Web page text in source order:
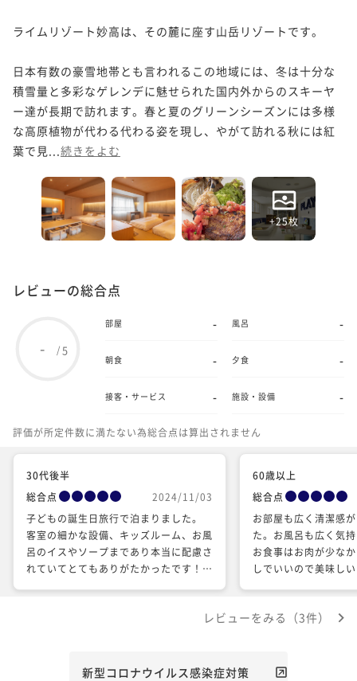
ライムリゾート妙高は、その麓に座す山岳リゾートです。
日本有数の豪雪地帯とも言われるこの地域には、冬は十分な
積雪量と多彩なゲレンデに魅せられた国内外からのスキーヤ
ー達が長期で訪れます。春と夏のグリーンシーズンには多様
な高原植物が代わる代わる姿を現し、やがて訪れる秋には紅
葉で見... 続きをよむ
+25枚
レビューの総合点
- /5
部屋 - 風呂 -
朝食 - 夕食 -
接客・サービス - 施設・設備 -
評価が所定件数に満たない為総合点は算出されません
30代後半
総合点
2024/11/03
子どもの誕生日旅行で泊まりました。
客室の細かな設備、キッズルーム、お風
呂のイスやソープまであり本当に配慮さ
れていてとてもありがたかったです！
60歳以上
総合点
お部屋も広く清潔感
た。お風呂も広く気
お食事はお肉が少な
しでいいので美味し
レビューをみる（3件）
新型コロナウイルス感染症対策